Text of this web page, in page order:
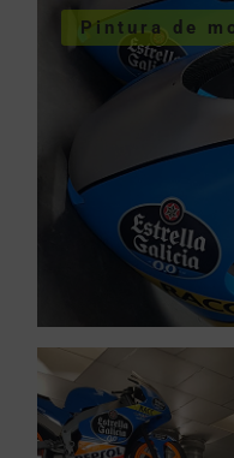
Pintura de
Pintura